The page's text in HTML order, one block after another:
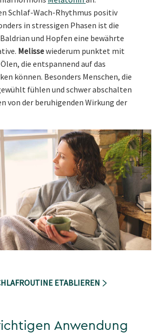
Schlaf-Wach-Rhythmus positiv
in stressigen Phasen ist die
und Hopfen eine bewährte
Melissewiederum punktet mit
die entspannend auf das
können. Besonders Menschen, die
fühlen und schwer abschalten
von der beruhigenden Wirkung der
ETABLIEREN
Anwendung